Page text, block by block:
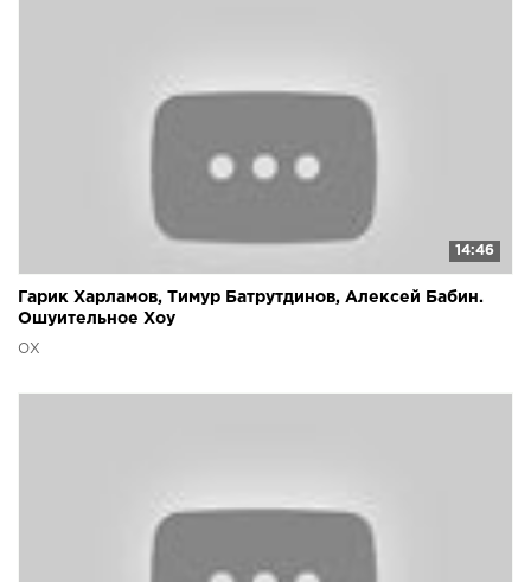
14:46
Гарик Харламов, Тимур Батрутдинов, Алексей Бабин.
Ошуительное Хоу
ОХ